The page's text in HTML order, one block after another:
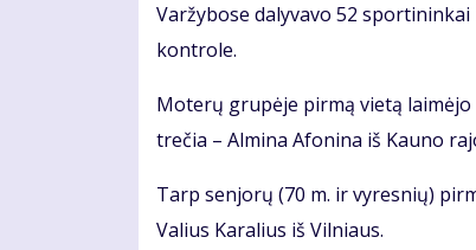
Varžybose dalyvavo 52
kontrole.
Moterų grupėje pirmą vietą
trečia – Almina Afonina iš Kauno
Tarp senjorų (70 m. ir vyresnių)
Valius Karalius iš Vilniaus.